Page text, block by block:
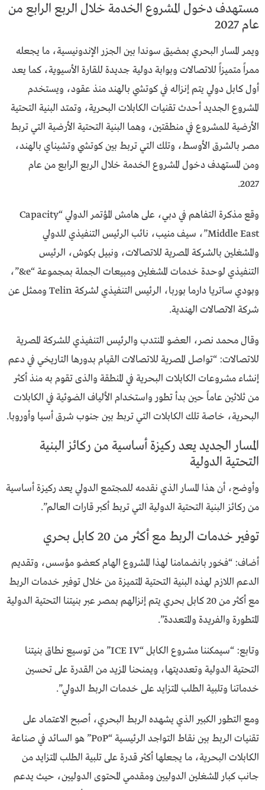
مستهدف دخول المشروع الخدمة خلال الربع الرابع من
عام 2027
ويمر المسار البحري بمضيق سوندا بين الجزر الإندونيسية، ما يجعله
ممراً متميزاً للاتصالات وبوابة دولية جديدة للقارة الأسيوية، كما يعد
أول كابل دولي يتم إنزاله في كوتشي بالهند منذ عقود، ويستخدم
المشروع الجديد أحدث تقنيات الكابلات البحرية، وتمتد البنية التحتية
الأرضية للمشروع في منطقتين، وهما البنية التحتية الأرضية التي تربط
مصر بالشرق الأوسط، وتلك التي تربط بين كوتشي وتشيناي بالهند،
ومن المستهدف دخول المشروع الخدمة خلال الربع الرابع من عام
2027.
وقع مذكرة التفاهم في دبي، على هامش المؤتمر الدولي “Capacity
Middle East”، سيف منيب، نائب الرئيس التنفيذي للدولي
والمشغلين بالشركة المصرية للاتصالات، ونبيل بكوش، الرئيس
التنفيذي لوحدة خدمات المشغلين ومبيعات الجملة بمجموعة “e&”،
وبودي ساتريا دارما بوربا، الرئيس التنفيذي لشركة Telin وممثل عن
شركة الاتصالات الهندية.
وقال محمد نصر، العضو المنتدب والرئيس التنفيذي للشركة المصرية
للاتصالات: “تواصل المصرية للاتصالات القيام بدورها التاريخي في دعم
إنشاء مشروعات الكابلات البحرية في المنطقة والذى تقوم به منذ أكثر
من ثلاثين عاماً حين بدأ تطور واستخدام الألياف الضوئية في الكابلات
البحرية، خاصة تلك الكابلات التي تربط بين جنوب شرق أسيا وأوروبا.
المسار الجديد يعد ركيزة أساسية من ركائز البنية
التحتية الدولية
وأوضح، أن هذا المسار الذي نقدمه للمجتمع الدولي يعد ركيزة أساسية
من ركائز البنية التحتية الدولية التي تربط أكبر قارات العالم”.
توفير خدمات الربط مع أكثر من 20 كابل بحري
أضاف: “فخور بانضمامنا لهذا المشروع الهام كعضو مؤسس، وتقديم
الدعم اللازم لهذه البنية التحتية المتميزة من خلال توفير خدمات الربط
مع أكثر من 20 كابل بحري يتم إنزالهم بمصر عبر بنيتنا التحتية الدولية
المتطورة والفريدة والمتعددة”.
وتابع: “سيمكننا مشروع الكابل “ICE IV” من توسيع نطاق بنيتنا
التحتية الدولية وتعدديتها، ويمنحنا المزيد من القدرة على تحسين
خدماتنا وتلبية الطلب المتزايد على خدمات الربط الدولي”.
ومع التطور الكبير الذي يشهده الربط البحري، أصبح الاعتماد على
تقنيات الربط بين نقاط التواجد الرئيسية “PoP” هو السائد في صناعة
الكابلات البحرية، ما يجعلها أكثر قدرة على تلبية الطلب المتزايد من
جانب كبار المشغلين الدوليين ومقدمي المحتوى الدوليين، حيث يدعم